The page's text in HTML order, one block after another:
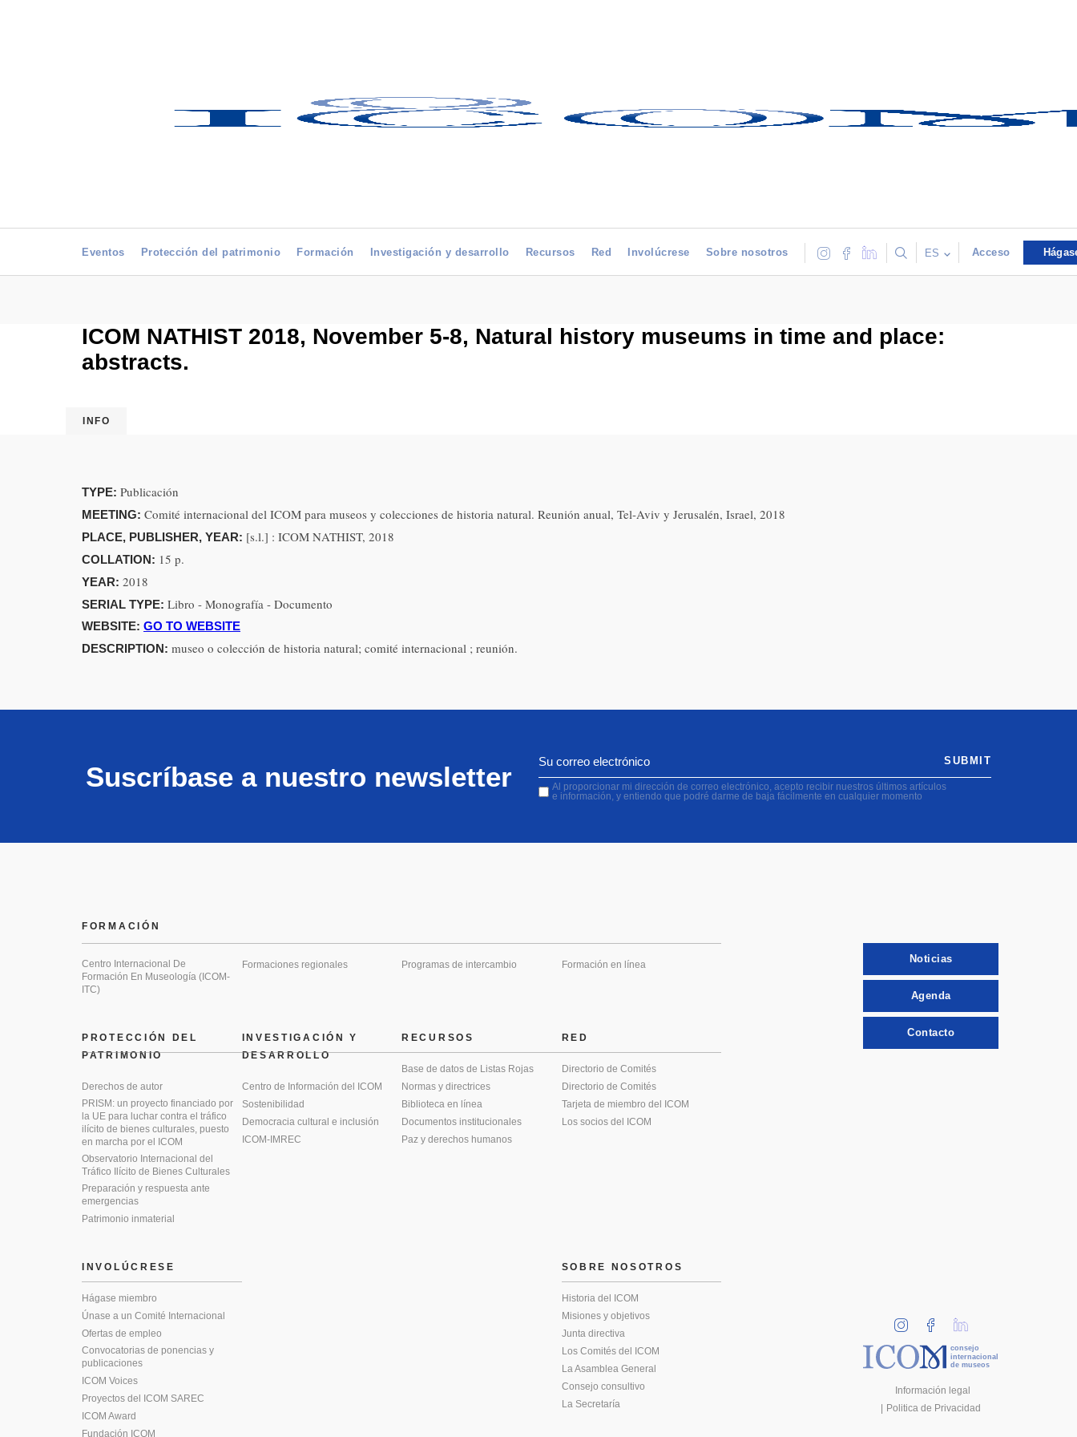
Eventos Protección del patrimonio Formación Investigación y desarrollo Recursos Red Involúcrese Sobre nosotros ES Acceso
ICOM NATHIST 2018, November 5-8, Natural history museums in time and place:
abstracts.
INFO
TYPE: Publicación
MEETING: Comité internacional del ICOM para museos y colecciones de historia natural. Reunión anual, Tel-Aviv y Jerusalén, Israel, 2018
PLACE, PUBLISHER, YEAR: [s.l.] : ICOM NATHIST, 2018
COLLATION: 15 p.
YEAR: 2018
SERIAL TYPE: Libro - Monografía - Documento
WEBSITE: GO TO WEBSITE
DESCRIPTION: museo o colección de historia natural; comité internacional ; reunión.
Suscríbase a nuestro newsletter
Al proporcionar mi dirección de correo electrónico, acepto recibir nuestros últimos artículos
e información, y entiendo que podré darme de baja fácilmente en cualquier momento
SUBMIT
PROTECCIÓN DEL
PATRIMONIO
Derechos de autor
PRISM: un proyecto financiado por
la UE para luchar contra el tráfico
ilícito de bienes culturales, puesto
en marcha por el ICOM
Observatorio Internacional del
Tráfico Ilícito de Bienes Culturales
Preparación y respuesta ante
emergencias
Patrimonio inmaterial
FORMACIÓN
Centro Internacional De
Formación En Museología (ICOM-
ITC)
Formaciones regionales Programas de intercambio Formación en línea
INVESTIGACIÓN Y
DESARROLLO
Centro de Información del ICOM
Sostenibilidad
Democracia cultural e inclusión
ICOM-IMREC
RECURSOS
Base de datos de Listas Rojas
Normas y directrices
Biblioteca en línea
Documentos institucionales
Paz y derechos humanos
RED
Directorio de Comités
Directorio de Comités
Tarjeta de miembro del ICOM
Los socios del ICOM
INVOLÚCRESE
Hágase miembro
Únase a un Comité Internacional
Ofertas de empleo
Convocatorias de ponencias y
publicaciones
ICOM Voices
Proyectos del ICOM SAREC
ICOM Award
Fundación ICOM
SOBRE NOSOTROS
Historia del ICOM
Misiones y objetivos
Junta directiva
Los Comités del ICOM
La Asamblea General
Consejo consultivo
La Secretaría
Noticias
Agenda
Contacto
consejo
internacional
de museos
Información legal
Politica de Privacidad